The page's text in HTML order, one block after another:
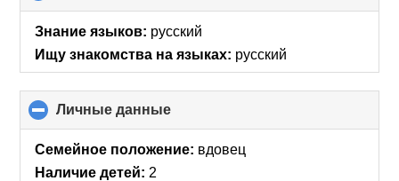
to
Знание языков: русский
Ищу знакомства на языках: русский
Личные данные
to
collapse
Семейное положение: вдовец
Наличие детей: 2